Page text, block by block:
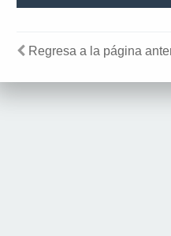
Regresa a la página